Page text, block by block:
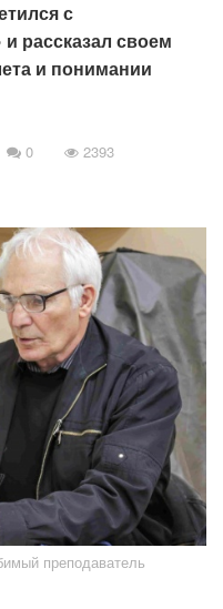
с
рассказал своем
и понимании
0 2393
преподаватель